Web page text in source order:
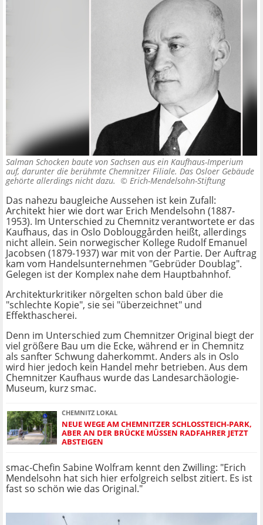
Salman Schocken baute von Sachsen aus ein Kaufhaus-Imperium
auf, darunter die berühmte Chemnitzer Filiale. Das Osloer Gebäude
gehörte allerdings nicht dazu. © Erich-Mendelsohn-Stiftung
Das nahezu baugleiche Aussehen ist kein Zufall:
Architekt hier wie dort war Erich Mendelsohn (1887-
1953). Im Unterschied zu Chemnitz verantwortete er das
Kaufhaus, das in Oslo Doblouggården heißt, allerdings
nicht allein. Sein norwegischer Kollege Rudolf Emanuel
Jacobsen (1879-1937) war mit von der Partie. Der Auftrag
kam vom Handelsunternehmen "Gebrüder Doublag".
Gelegen ist der Komplex nahe dem Hauptbahnhof.
Architekturkritiker nörgelten schon bald über die
"schlechte Kopie", sie sei "überzeichnet" und
Effekthascherei.
Denn im Unterschied zum Chemnitzer Original biegt der
viel größere Bau um die Ecke, während er in Chemnitz
als sanfter Schwung daherkommt. Anders als in Oslo
wird hier jedoch kein Handel mehr betrieben. Aus dem
Chemnitzer Kaufhaus wurde das Landesarchäologie-
Museum, kurz smac.
CHEMNITZ LOKAL
NEUE WEGE AM CHEMNITZER SCHLOSSTEICH-PARK, A
BER AN DER BRÜCKE MÜSSEN RADFAHRER JETZT A
BSTEIGEN
smac-Chefin Sabine Wolfram kennt den Zwilling: "Erich
Mendelsohn hat sich hier erfolgreich selbst zitiert. Es ist
fast so schön wie das Original."